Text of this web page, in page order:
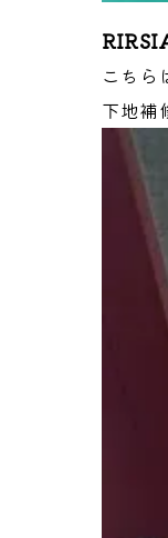
こちら
下地補